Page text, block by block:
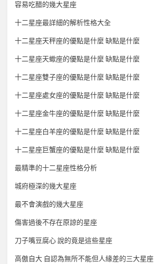
容易吃醋的幾大星座
十二星座最詳細的解析性格大全
十二星座天秤座的優點是什麼 缺點是什麼
十二星座天蠍座的優點是什麼 缺點是什麼
十二星座雙子座的優點是什麼 缺點是什麼
十二星座處女座的優點是什麼 缺點是什麼
十二星座金牛座的優點是什麼 缺點是什麼
十二星座白羊座的優點是什麼 缺點是什麼
十二星座巨蟹座的優點是什麼 缺點是什麼
最精準的十二星座性格分析
城府極深的幾大星座
最不會演戲的幾大星座
傷害過後不存在原諒的星座
刀子嘴豆腐心 說的竟是這些星座
高傲自大 自認為無所不能但人緣差的三大星座